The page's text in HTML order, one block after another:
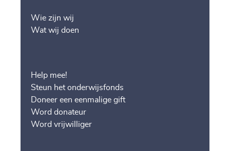
Wie zijn wij
Wat wij doen
Help mee!
Steun het onderwijsfonds
Doneer een eenmalige gift
Word donateur
Word vrijwilliger